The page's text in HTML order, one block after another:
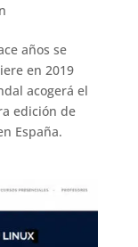
años se
en 2019
acogerá el
edición de
España.